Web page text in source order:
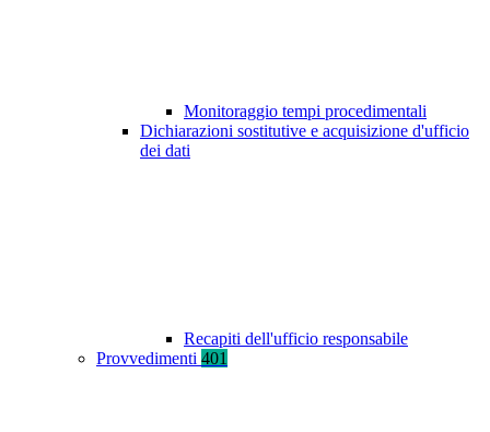
Monitoraggio tempi procedimentali
Dichiarazioni sostitutive e acquisizione d'ufficio
dei dati
Recapiti dell'ufficio responsabile
Provvedimenti 401